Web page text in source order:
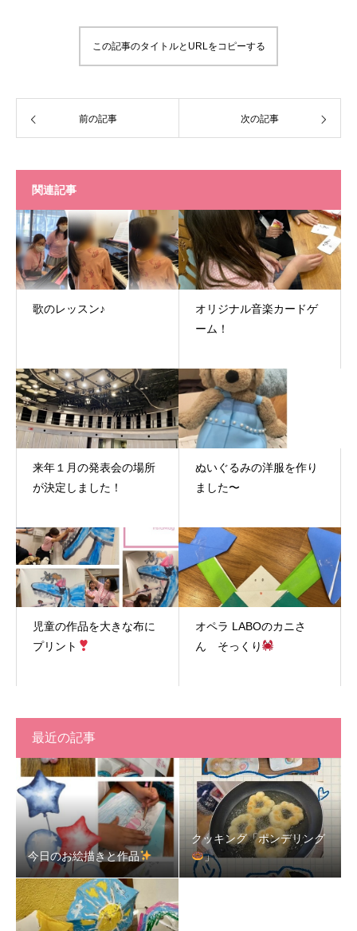
この記事のタイトルとURLをコピーする
前の記事 次の記事
関連記事
歌のレッスン♪
オリジナル音楽カードゲ
ーム！
来年１月の発表会の場所
が決定しました！
ぬいぐるみの洋服を作り
ました〜
児童の作品を大きな布に
プリント
オペラ LABOのカニさ
ん そっくり
最近の記事
今日のお絵描きと作品
クッキング「ポンデリング
」